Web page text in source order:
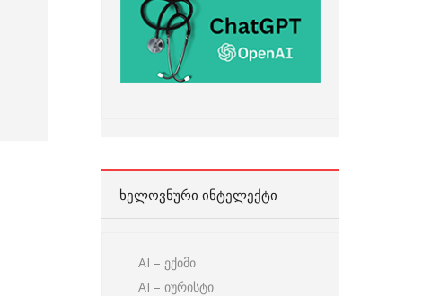
ᲮᲔᲚᲝᲕᲜᲣᲠᲘ ᲘᲜᲢᲔᲚᲔᲥᲢᲘ
AI – ექიმი
AI – იურისტი